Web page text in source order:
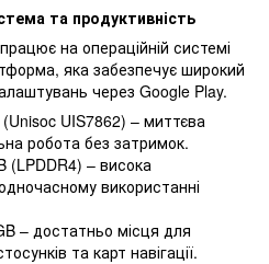
та продуктивність
на операційній системі
яка забезпечує широкий
через Google Play.
UIS7862) – миттєва
робота без затримок.
(LPDDR4) – висока
використанні
– достатньо місця для
та карт навігації.